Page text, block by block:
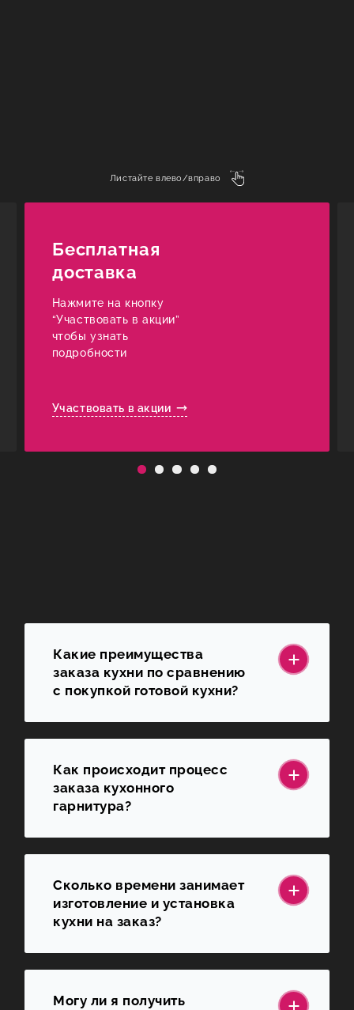
Листайте влево/вправо
Бесплатная
доставка
Нажмите на кнопку
“Участвовать в акции”
чтобы узнать
подробности
Участвовать в акции
Какие преимущества
заказа кухни по сравнению
с покупкой готовой кухни?
Как происходит процесс
заказа кухонного
гарнитура?
Сколько времени занимает
изготовление и установка
кухни на заказ?
Могу ли я получить